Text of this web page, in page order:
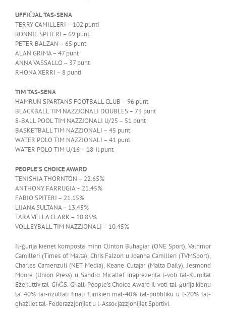
UFFIĊJAL TAS-SENA
TERRY CAMILLERI – 102 punti
RONNIE SPITERI – 69 punt
PETER BALZAN – 65 punt
ALAN GRIMA – 47 punt
ANNA VASSALLO – 37 punt
RHONA XERRI – 8 punti
TIM TAS-SENA
ĦAMRUN SPARTANS FOOTBALL CLUB – 96 punt
BLACKBALL TIM NAZZJONALI DOUBLES – 73 punt
8-BALL POOL TIM NAZZJONALI U/25 – 51 punt
BASKETBALL TIM NAZZJONALI – 45 punt
WATER POLO TIM NAZZJONALI – 41 punt
WATER POLO TIM U/16 – 18-il punt
PEOPLE’S CHOICE AWARD
TENISHIA THORNTON – 22.65%
ANTHONY FARRUGIA – 21.45%
FABIO SPITERI – 21.15%
LIJANA SULTANA – 13.45%
TARA VELLA CLARK – 10.85%
VOLLEYBALL TIM NAZZJONALI – 10.45%
Il-ġurija kienet komposta minn Clinton Buhagiar (ONE Sport), Valhmor
Camilleri (Times of Malta), Chris Falzon u Joanna Camilleri (TVMSport),
Charles Camenzuli (NET Media), Keane Cutajar (Malta Daily), Jesmond
Moore (Union Press) u Sandro Micallef irrapreżenta l-voti tal-Kumitat
Eżekuttiv tal-GħĠS. Għall-People’s Choice Award il-voti tal-ġurija kienu
ta’ 40% tar-riżultati finali flimkien mal-40% tal-pubbliku u l-20% tal-
għażliet tal-Federazzjonjiet u l-Assoċjazzjonijiet Sportivi.